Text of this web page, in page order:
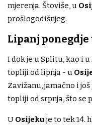
mjerenja. Štoviše, u
prošlogodišnjeg.
Lipanj
I dok je u Splitu, kao i
topliji od lipnja - u
Zavižanu, jamačno i
topliji od srpnja, što se
U Osijeku je to tek 14.